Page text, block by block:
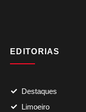
EDITORIAS
Destaques
Limoeiro